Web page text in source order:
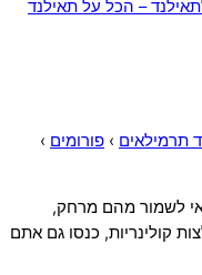
– הכל על תאילנד
תרמילאים › פורומים ›
לשמור מהם מרחק,
קולינריות, כנסו גם אתם